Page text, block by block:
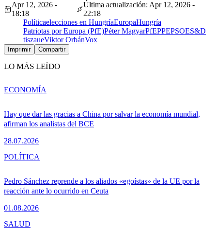
Apr 12, 2026 -
18:18
Última actualización: Apr 12, 2026 -
22:18
Políticaelecciones en HungríaEuropaHungría
Patriotas por Europa (PfE)Péter MagyarPfEPPEPSOES&D
tiszaueViktor OrbánVox
Imprimir Compartir
LO MÁS LEÍDO
Hay que dar las gracias a China por salvar la economía mundial,
afirman los analistas del BCE
28.07.2026
ECONOMÍA
Pedro Sánchez reprende a los aliados «egoístas» de la UE por la
reacción ante lo ocurrido en Ceuta
01.08.2026
POLÍTICA
SALUD